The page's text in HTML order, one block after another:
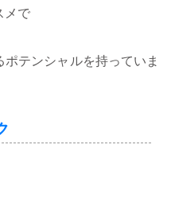
メで
テンシャルを持っていま